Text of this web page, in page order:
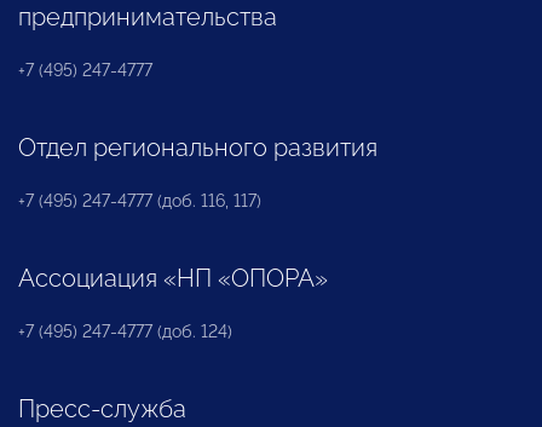
предпринимательства
+7 (495) 247-4777
Отдел регионального развития
+7 (495) 247-4777 (доб. 116, 117)
Ассоциация «НП «ОПОРА»
+7 (495) 247-4777 (доб. 124)
Пресс-служба